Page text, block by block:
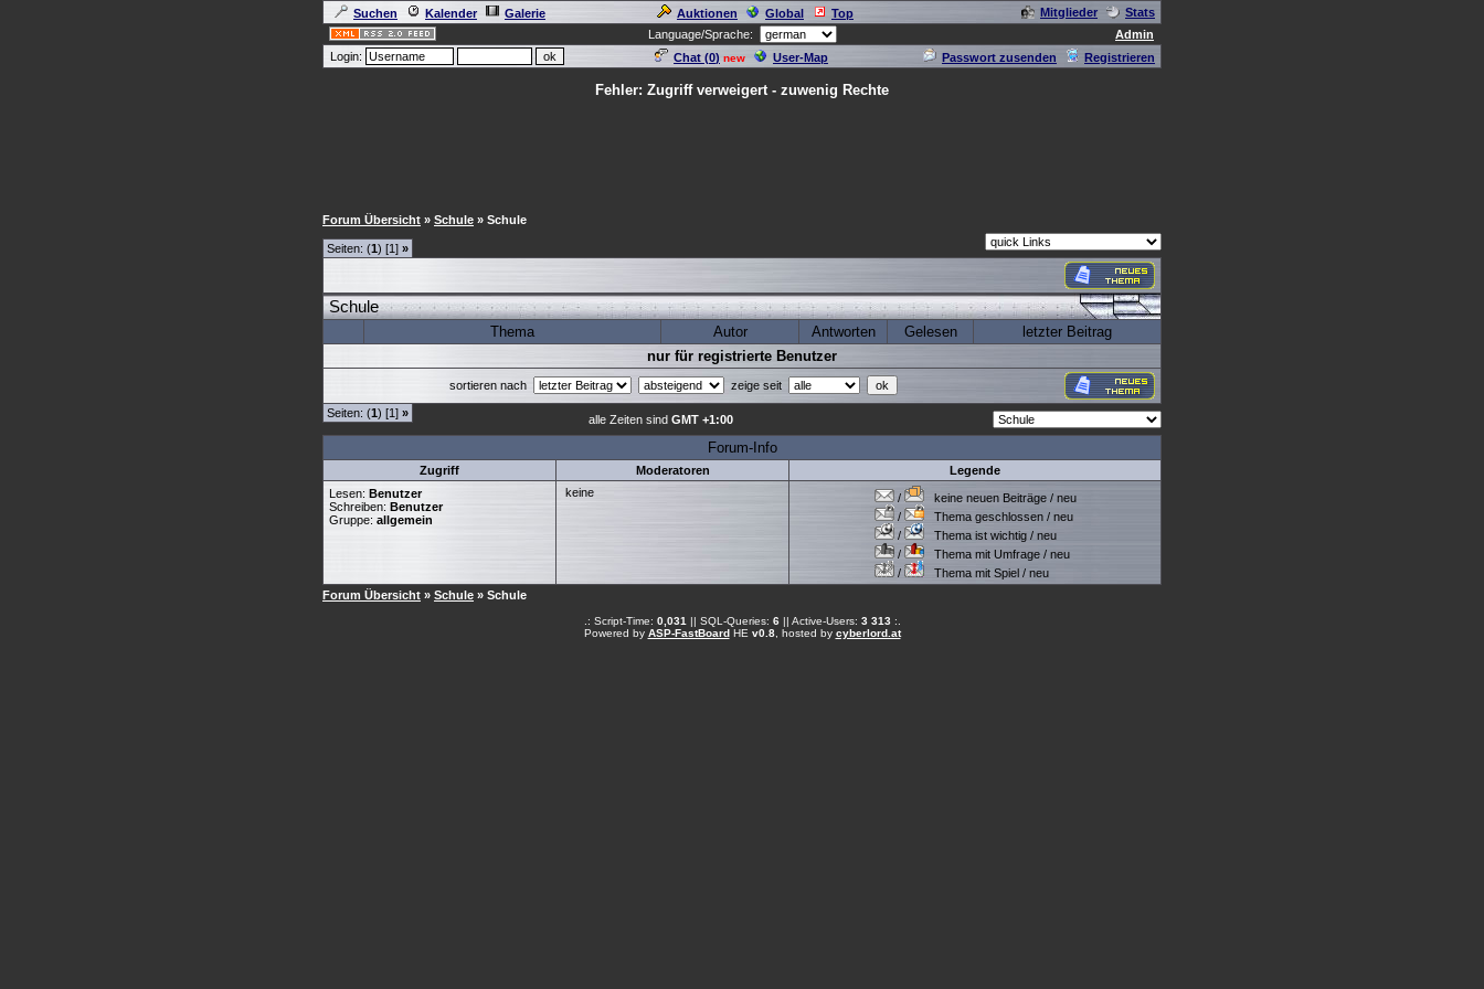
Suchen Kalender Galerie Auktionen Global Top Mitglieder
Stats
Language/Sprache:
Admin
Login:
Chat (0) new User-Map Passwort zusenden Registrieren
Fehler: Zugriff verweigert - zuwenig Rechte
Forum Übersicht » Schule » Schule
Seiten: (1) [1] »
Schule
Thema Autor Antworten Gelesen
letzter Beitrag
nur für registrierte Benutzer
sortieren nach zeige seit
Seiten: (1) [1] » alle Zeiten sind GMT +1:00
Forum-Info
Zugriff Moderatoren
Legende
Lesen: Benutzer
Schreiben: Benutzer
Gruppe: allgemein
keine /
keine neuen Beiträge / neu
/
Thema geschlossen / neu
/
Thema ist wichtig / neu
/
Thema mit Umfrage / neu
/
Thema mit Spiel / neu
Forum Übersicht » Schule » Schule
.: Script-Time: 0,031 || SQL-Queries: 6|| Active-Users: 3 313 :.
Powered by ASP-FastBoardHE v0.8, hosted by cyberlord.at